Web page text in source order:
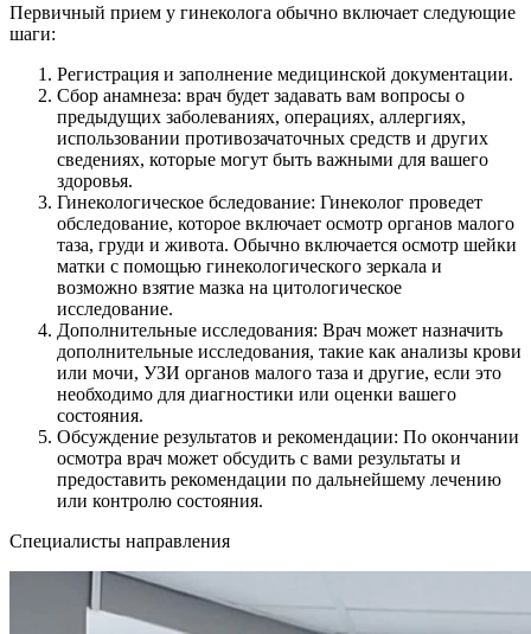
Первичный прием у гинеколога обычно включает следующие
шаги:
Регистрация и заполнение медицинской документации.
Сбор анамнеза: врач будет задавать вам вопросы о
предыдущих заболеваниях, операциях, аллергиях,
использовании противозачаточных средств и других
сведениях, которые могут быть важными для вашего
здоровья.
Гинекологическое бследование: Гинеколог проведет
обследование, которое включает осмотр органов малого
таза, груди и живота. Обычно включается осмотр шейки
матки с помощью гинекологического зеркала и
возможно взятие мазка на цитологическое
исследование.
Дополнительные исследования: Врач может назначить
дополнительные исследования, такие как анализы крови
или мочи, УЗИ органов малого таза и другие, если это
необходимо для диагностики или оценки вашего
состояния.
Обсуждение результатов и рекомендации: По окончании
осмотра врач может обсудить с вами результаты и
предоставить рекомендации по дальнейшему лечению
или контролю состояния.
Специалисты направления